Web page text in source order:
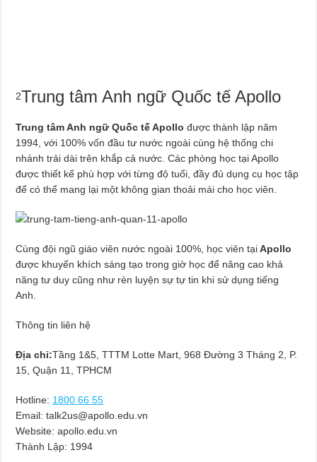
2Trung tâm Anh ngữ Quốc tế Apollo
Trung tâm Anh ngữ Quốc tế Apollo được thành lập năm
1994, với 100% vốn đầu tư nước ngoài cùng hệ thống chi
nhánh trải dài trên khắp cả nước. Các phòng học tại Apollo
được thiết kế phù hợp với từng độ tuổi, đầy đủ dụng cụ học tập
để có thể mang lại một không gian thoải mái cho học viên.
Cùng đội ngũ giáo viên nước ngoài 100%, học viên tạiApollo
được khuyến khích sáng tạo trong giờ học để nâng cao khả
năng tư duy cũng như rèn luyện sự tự tin khi sử dụng tiếng
Anh.
Thông tin liên hệ
Địa chỉ:Tầng 1&5, TTTM Lotte Mart, 968 Đường 3 Tháng 2, P.
15, Quận 11, TPHCM
Hotline: 1800 66 55
Email: talk2us@apollo.edu.vn
Website: apollo.edu.vn
Thành Lập: 1994